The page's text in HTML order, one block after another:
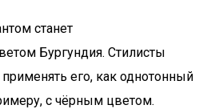
станет
Бургундия. Стилисты
его, как однотонный
с чёрным цветом.